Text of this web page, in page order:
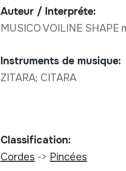
Auteur / Interpréte:
MUSICO VOILINE SHAPE
Instruments de musique:
ZITARA; CITARA
Classification:
Cordes -> Pincées